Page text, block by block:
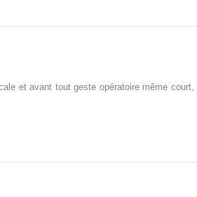
et avant tout geste opératoire même